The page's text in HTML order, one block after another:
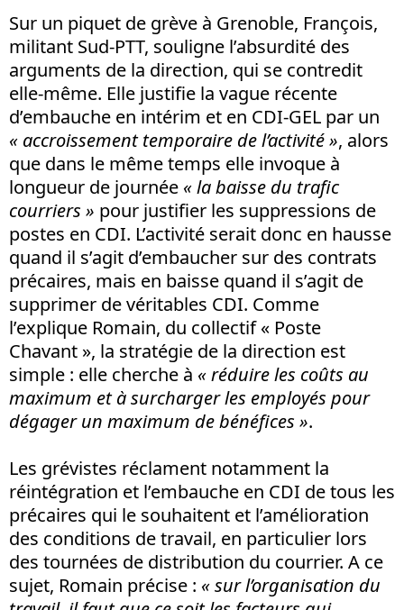
Sur un piquet de grève à Grenoble, François,
militant Sud-PTT, souligne l’absurdité des
arguments de la direction, qui se contredit
elle-même. Elle justifie la vague récente
d’embauche en intérim et en CDI-GEL par un
« accroissement temporaire de l’activité », alors
que dans le même temps elle invoque à
longueur de journée « la baisse du trafic
courriers » pour justifier les suppressions de
postes en CDI. L’activité serait donc en hausse
quand il s’agit d’embaucher sur des contrats
précaires, mais en baisse quand il s’agit de
supprimer de véritables CDI. Comme
l’explique Romain, du collectif « Poste
Chavant », la stratégie de la direction est
simple : elle cherche à «réduire les coûts au
maximum et à surcharger les employés pour
dégager un maximum de bénéfices ».
Les grévistes réclament notamment la
réintégration et l’embauche en CDI de tous les
précaires qui le souhaitent et l’amélioration
des conditions de travail, en particulier lors
des tournées de distribution du courrier. A ce
sujet, Romain précise : « sur l’organisation du